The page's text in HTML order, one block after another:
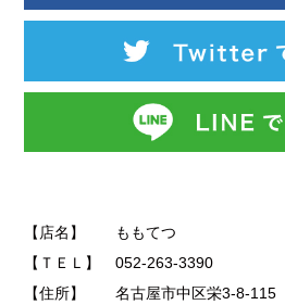
【店名】 ももてつ
【ＴＥＬ】 052-263-3390
【住所】 名古屋市中区栄3-8-115